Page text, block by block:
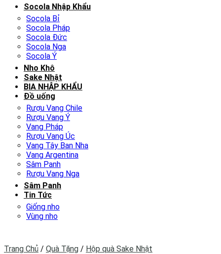
Socola Nhập Khẩu
Socola Bỉ
Socola Pháp
Socola Đức
Socola Nga
Socola Ý
Nho Khô
Sake Nhật
BIA NHẬP KHẨU
Đồ uống
Rượu Vang Chile
Rượu Vang Ý
Vang Pháp
Rượu Vang Úc
Vang Tây Ban Nha
Vang Argentina
Sâm Panh
Rượu Vang Nga
Sâm Panh
Tin Tức
Giống nho
Vùng nho
Trang Chủ / Quà Tặng / Hộp quà Sake Nhật